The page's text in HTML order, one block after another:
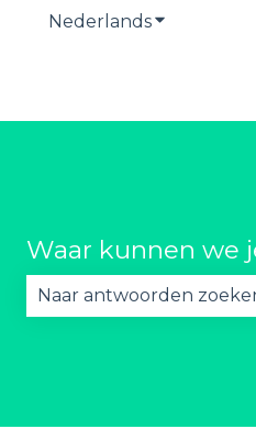
NederlandsSubmenu
Waar kunnen we